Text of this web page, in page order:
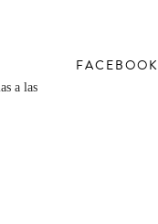
a las
FACEBOOK